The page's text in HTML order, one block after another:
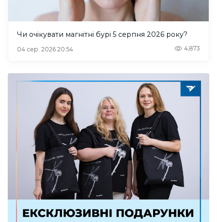
Чи очікувати магнітні бурі 5 серпня 2026 року?
04 сер. 2026 20:54 4,873